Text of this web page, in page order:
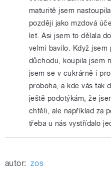
maturitě jsem
později jako mzdová
let. Asi jsem to dělala
velmi bavilo. Když
důchodu, koupila jsem
jsem se v cukrárně i
proboha, a kde vás tak
ještě podotýkám, že
chtěli, ale například za
třeba u nás vystřídalo
autor: zos